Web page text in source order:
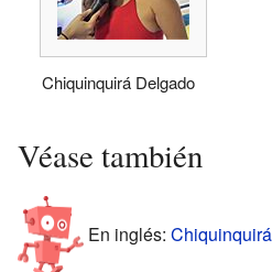
Chiquinquirá Delgado
Véase también
En inglés: